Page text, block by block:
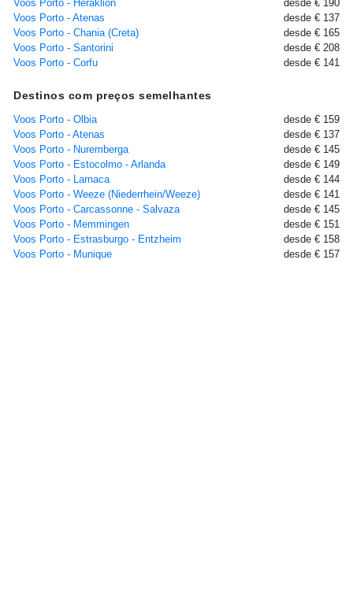
Voos Porto - Heraklion
desde € 190
Voos Porto - Atenas
desde € 137
Voos Porto - Chania (Creta)
desde € 165
Voos Porto - Santorini
desde € 208
Voos Porto - Corfu
desde € 141
Destinos com preços semelhantes
Voos Porto - Olbia
desde € 159
Voos Porto - Atenas
desde € 137
Voos Porto - Nuremberga
desde € 145
Voos Porto - Estocolmo - Arlanda
desde € 149
Voos Porto - Larnaca
desde € 144
Voos Porto - Weeze (Niederrhein/Weeze)
desde € 141
Voos Porto - Carcassonne - Salvaza
desde € 145
Voos Porto - Memmingen
desde € 151
Voos Porto - Estrasburgo - Entzheim
desde € 158
Voos Porto - Munique
desde € 157